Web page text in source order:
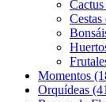
Cestas
Momentos
Orquídeas